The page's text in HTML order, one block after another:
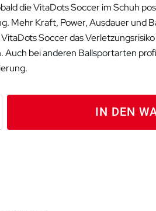
die VitaDots Soccer im Schuh
Mehr Kraft, Power, Ausdauer und
Soccer das
Auch bei anderen Ballsportarten
IN DEN